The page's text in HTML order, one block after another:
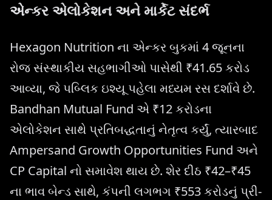
એન્કર એલોકેશન અને માર્કેટ સંદર્ભ
Hexagon Nutrition ના એન્કર બુકમાં 4 જૂનના
રોજ સંસ્થાકીય સહભાગીઓ પાસેથી ₹41.65 કરોડ
આવ્યા, જે પબ્લિક ઇશ્યૂ પહેલા મધ્યમ રસ દર્શાવે છે.
Bandhan Mutual Fund એ ₹12 કરોડના
એલોકેશન સાથે પ્રતિબદ્ધતાનું નેતૃત્વ કર્યું, ત્યારબાદ
Ampersand Growth Opportunities Fund અને
CP Capital નો સમાવેશ થાય છે. શેર દીઠ ₹42–₹45
ના ભાવ બેન્ડ સાથે, કંપની લગભગ ₹553 કરોડનું પ્રી-